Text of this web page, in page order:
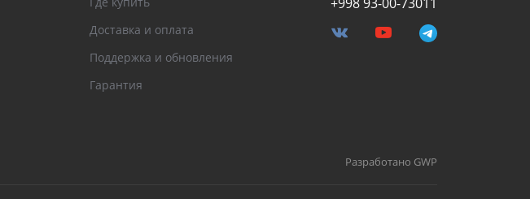
Доставка и оплата
Поддержка и обновления
Гарантия
Разработано GWP